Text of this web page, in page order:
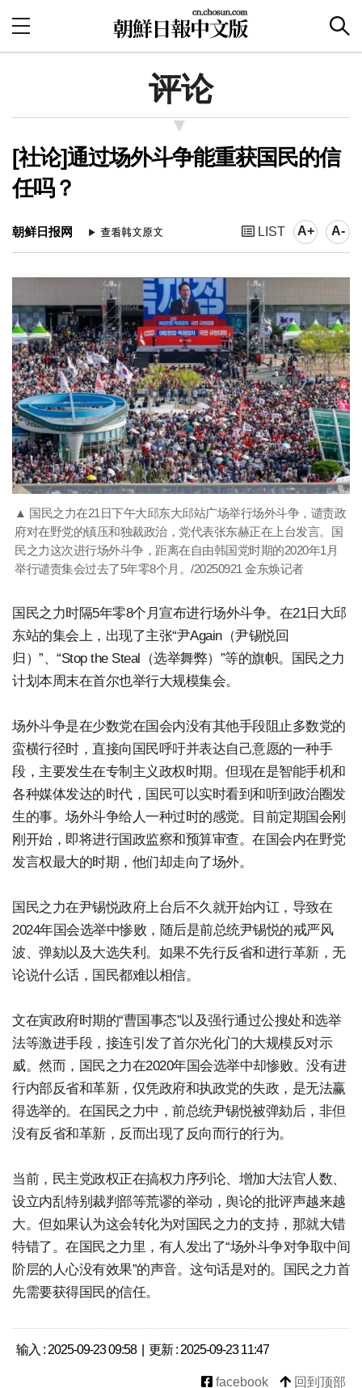
评论
[社论]通过场外斗争能重获国民的信
任吗？
朝鲜日报网 LIST A+ A-
▲ 国民之力在21日下午大邱东大邱站广场举行场外斗争，谴责政
府对在野党的镇压和独裁政治，党代表张东赫正在上台发言。国
民之力这次进行场外斗争，距离在自由韩国党时期的2020年1月
举行谴责集会过去了5年零8个月。/20250921 金东焕记者
国民之力时隔5年零8个月宣布进行场外斗争。在21日大邱
东站的集会上，出现了主张“尹Again（尹锡悦回
归）”、“Stop the Steal（选举舞弊）”等的旗帜。国民之力
计划本周末在首尔也举行大规模集会。
场外斗争是在少数党在国会内没有其他手段阻止多数党的
蛮横行径时，直接向国民呼吁并表达自己意愿的一种手
段，主要发生在专制主义政权时期。但现在是智能手机和
各种媒体发达的时代，国民可以实时看到和听到政治圈发
生的事。场外斗争给人一种过时的感觉。目前定期国会刚
刚开始，即将进行国政监察和预算审查。在国会内在野党
发言权最大的时期，他们却走向了场外。
国民之力在尹锡悦政府上台后不久就开始内讧，导致在
2024年国会选举中惨败，随后是前总统尹锡悦的戒严风
波、弹劾以及大选失利。如果不先行反省和进行革新，无
论说什么话，国民都难以相信。
文在寅政府时期的“曹国事态”以及强行通过公搜处和选举
法等激进手段，接连引发了首尔光化门的大规模反对示
威。然而，国民之力在2020年国会选举中却惨败。没有进
行内部反省和革新，仅凭政府和执政党的失政，是无法赢
得选举的。在国民之力中，前总统尹锡悦被弹劾后，非但
没有反省和革新，反而出现了反向而行的行为。
当前，民主党政权正在搞权力序列论、增加大法官人数、
设立内乱特别裁判部等荒谬的举动，舆论的批评声越来越
大。但如果认为这会转化为对国民之力的支持，那就大错
特错了。在国民之力里，有人发出了“场外斗争对争取中间
阶层的人心没有效果”的声音。这句话是对的。国民之力首
先需要获得国民的信任。
输入 : 2025-09-23 09:58 | 更新 : 2025-09-23 11:47
facebook 回到顶部